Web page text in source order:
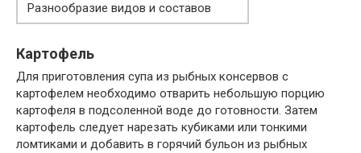
Разнообразие видов и составов
Картофель
Для приготовления супа из рыбных консервов с
картофелем необходимо отварить небольшую порцию
картофеля в подсоленной воде до готовности. Затем
картофель следует нарезать кубиками или тонкими
ломтиками и добавить в горячий бульон из рыбных